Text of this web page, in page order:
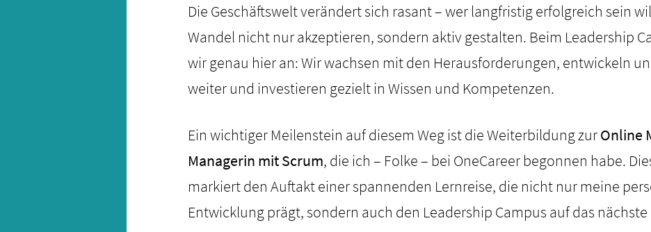
Die Geschäftswelt verändert sich rasant – wer langfristig erfolgreich sein
Wandel nicht nur akzeptieren, sondern aktiv gestalten. Beim Leadership
wir genau hier an: Wir wachsen mit den Herausforderungen, entwickeln
weiter und investieren gezielt in Wissen und Kompetenzen.
Ein wichtiger Meilenstein auf diesem Weg ist die Weiterbildung zurOnline
Managerin mit Scrum, die ich – Folke – bei OneCareer begonnen habe.
markiert den Auftakt einer spannenden Lernreise, die nicht nur meine
Entwicklung prägt, sondern auch den Leadership Campus auf das